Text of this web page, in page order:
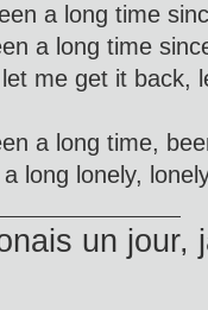
a long time
a long time
me get it back,
a long time,
long lonely,
un jour,